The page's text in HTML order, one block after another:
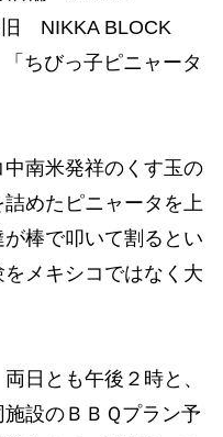
旧 NIKKA BLOCK
ちびっ子ピニャータ
南米発祥のくす玉の
めたピニャータを上
棒で叩いて割るとい
メキシコではなく大
日とも午後２時と、
設のＢＢＱプラン予